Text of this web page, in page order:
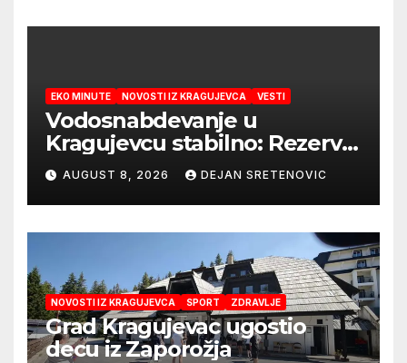
EKO MINUTE NOVOSTI IZ KRAGUJEVCA VESTI
Vodosnabdevanje u
Kragujevcu stabilno: Rezerve
vode za godinu dana
AUGUST 8, 2026 DEJAN SRETENOVIC
NOVOSTI IZ KRAGUJEVCA SPORT ZDRAVLJE
Grad Kragujevac ugostio
decu iz Zaporožja